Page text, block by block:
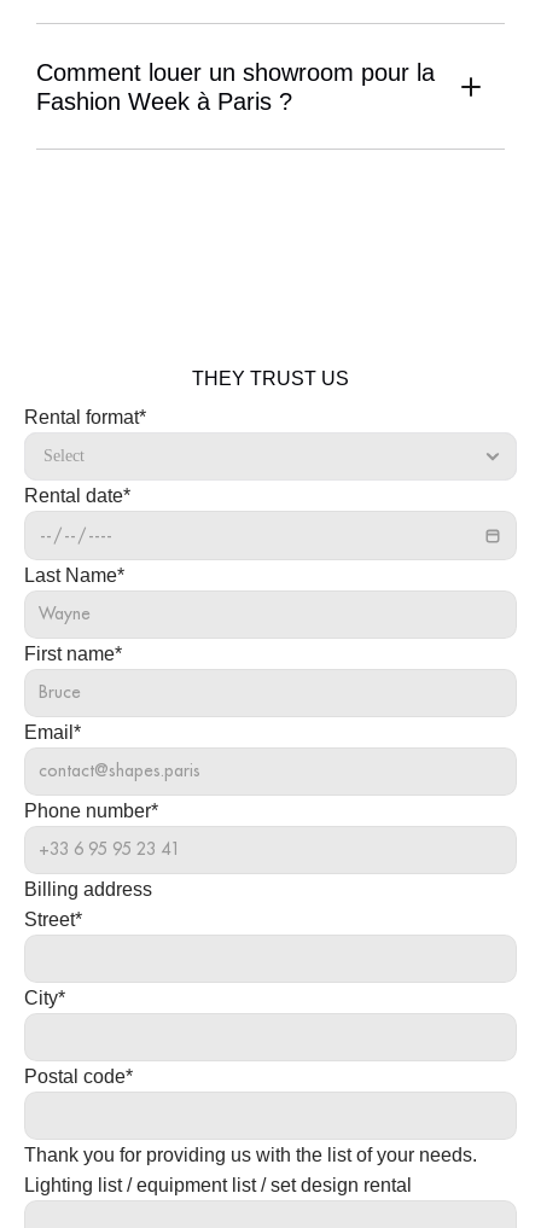
Comment louer un showroom pour la
Fashion Week à Paris ?
THEY TRUST US
Rental format*
Rental date*
Last Name*
First name*
Email*
Phone number*
Billing address
Street*
City*
Postal code*
Thank you for providing us with the list of your needs.
Lighting list / equipment list / set design rental